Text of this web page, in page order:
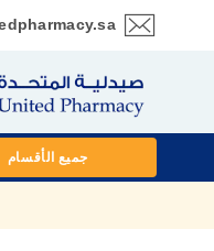
تخطي
المحتوى
جميع الأقسام